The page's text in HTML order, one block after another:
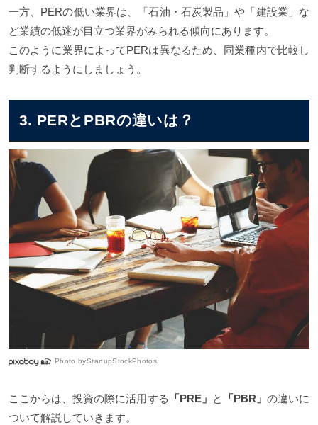
一方、PERの低い業界は、「石油・石炭製品」や「建設業」な
ど業績の低迷が目立つ業界がみられる傾向にあります。
このように業界によってPERは異なるため、同業種内で比較し
判断するようにしましょう。
3. PERとPBRの違いは？
Photo byStartupStockPhotos
ここからは、投資の際に活用する 「PRE」 と 「PBR」 の違いに
ついて解説していきます。